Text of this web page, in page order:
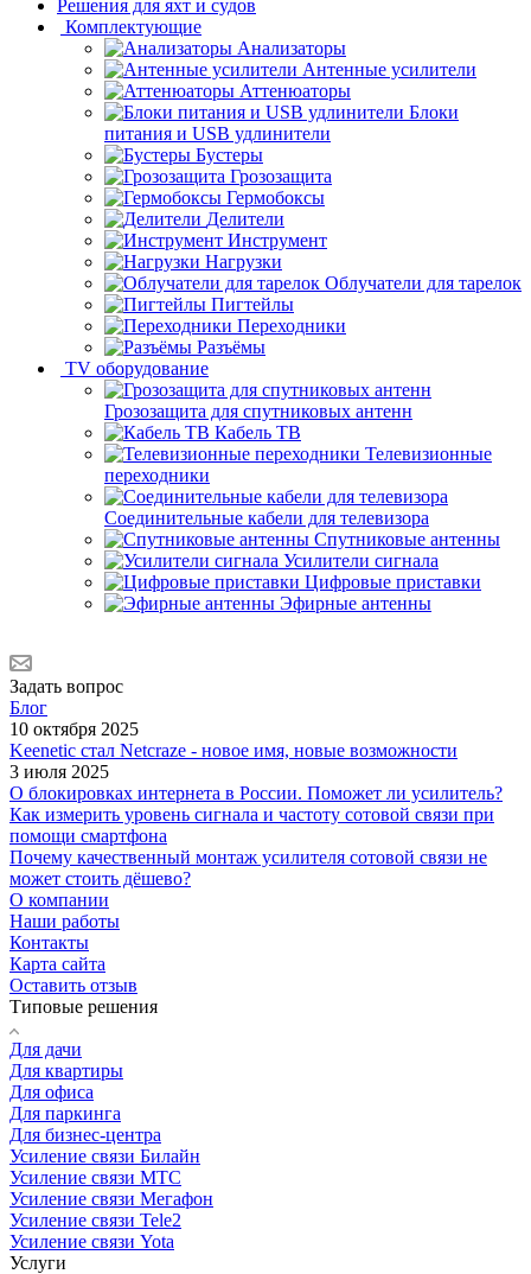
Решения для яхт и судов
Комплектующие
Анализаторы
Антенные усилители
Аттенюаторы
Блоки
питания и USB удлинители
Бустеры
Грозозащита
Гермобоксы
Делители
Инструмент
Нагрузки
Облучатели для тарелок
Пигтейлы
Переходники
Разъёмы
TV оборудование
Грозозащита для спутниковых антенн
Кабель ТВ
Телевизионные
переходники
Соединительные кабели для телевизора
Спутниковые антенны
Усилители сигнала
Цифровые приставки
Эфирные антенны
Задать вопрос
Блог
10 октября 2025
Keenetic стал Netcraze - новое имя, новые возможности
3 июля 2025
О блокировках интернета в России. Поможет ли усилитель?
Как измерить уровень сигнала и частоту сотовой связи при
помощи смартфона
Почему качественный монтаж усилителя сотовой связи не
может стоить дёшево?
О компании
Наши работы
Контакты
Карта сайта
Оставить отзыв
Типовые решения
Для дачи
Для квартиры
Для офиса
Для паркинга
Для бизнес-центра
Усиление связи Билайн
Усиление связи МТС
Усиление связи Мегафон
Усиление связи Tele2
Усиление связи Yota
Услуги